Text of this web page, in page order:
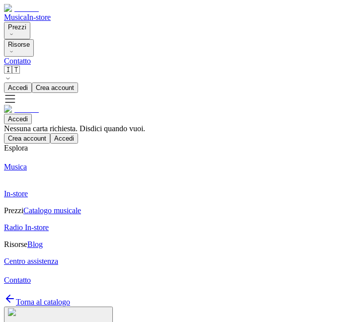
MusicaIn-store
Prezzi
Risorse
Contatto
🇮🇹
Accedi Crea account
Accedi
Nessuna carta richiesta. Disdici quando vuoi.
Crea account Accedi
Esplora
Musica
In-store
PrezziCatalogo musicale
Radio In-store
RisorseBlog
Centro assistenza
Contatto
Torna al catalogo